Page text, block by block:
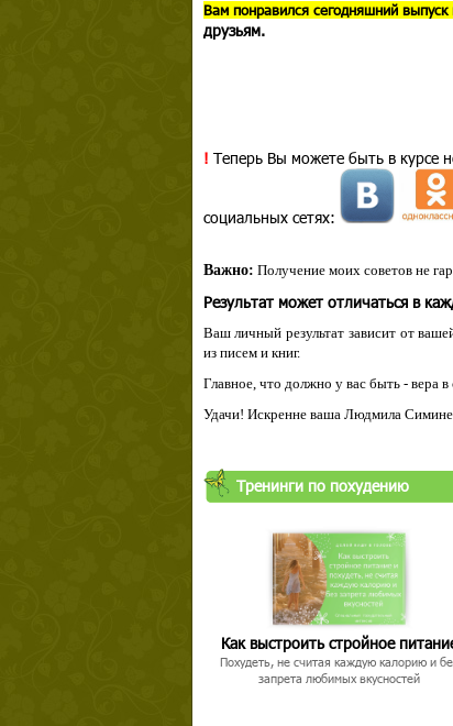
Вам понравился сегодняшний выпуск
друзьям.
! Теперь Вы можете быть в курсе
социальных сетях:
Важно: Получение моих советов не
Результат может отличаться в
Ваш личный результат зависит от
из писем и книг.
Главное, что должно у вас быть - вера
Удачи! Искренне ваша Людмила
Тренинги по похудению
Как выстроить стройное
Похудеть, не считая каждую калорию и
запрета любимых вкусностей